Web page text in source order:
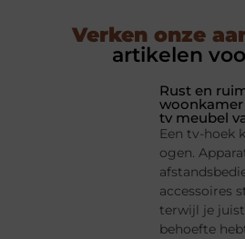
Verken onze
artikelen
Rust en
tv meubel
Een tv-hoek
ogen.
accessoires
terwijl je
behoefte